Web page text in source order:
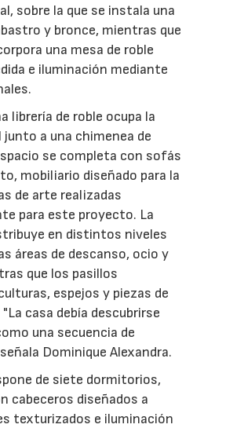
sobre la que se instala una
y bronce, mientras que
una mesa de roble
e iluminación mediante
librería de roble ocupa la
junto a una chimenea de
se completa con sofás
mobiliario diseñado para la
de arte realizadas
para este proyecto. La
en distintos niveles
áreas de descanso, ocio y
que los pasillos
espejos y piezas de
casa debía descubrirse
una secuencia de
Dominique Alexandra.
de siete dormitorios,
cabeceros diseñados a
texturizados e iluminación